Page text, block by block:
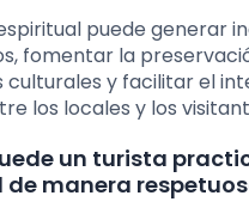
puede generar
fomentar la
culturales y facilitar el
los locales y los
un turista
manera